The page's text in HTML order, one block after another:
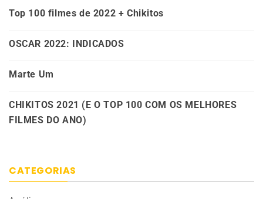
Top 100 filmes de 2022 + Chikitos
OSCAR 2022: INDICADOS
Marte Um
CHIKITOS 2021 (E O TOP 100 COM OS MELHORES
FILMES DO ANO)
CATEGORIAS